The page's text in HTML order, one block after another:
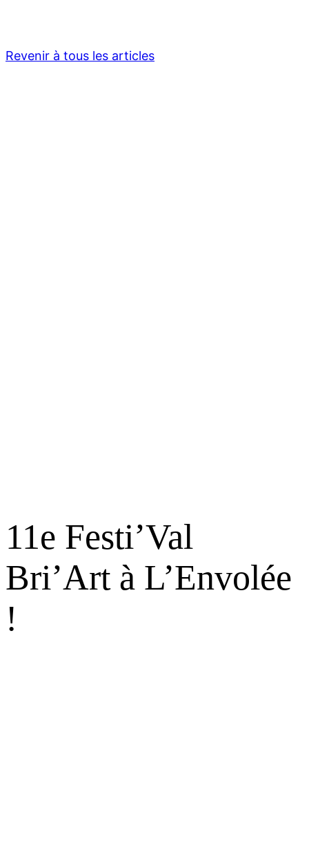
Revenir à tous les articles
11e Festi’Val
Bri’Art à L’Envolée
!